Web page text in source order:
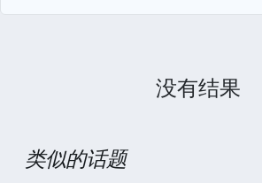
没有结果
类似的话题